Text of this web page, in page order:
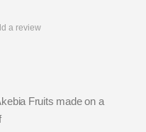
a review
Fruits made on a